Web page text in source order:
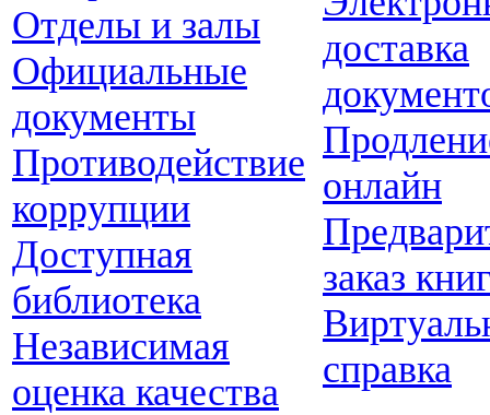
Отделы и залы
Официальные
документы
Противодействие
коррупции
Доступная
библиотека
Независимая
оценка качества
доставка
онлайн
заказ
справка